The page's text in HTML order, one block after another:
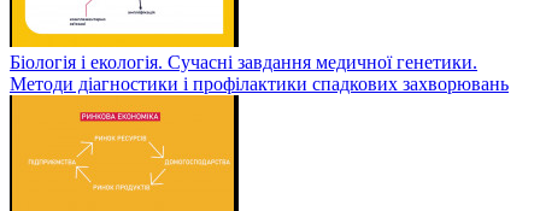
Біологія і екологія. Сучасні завдання медичної генетики.
Методи діагностики і профілактики спадкових захворювань